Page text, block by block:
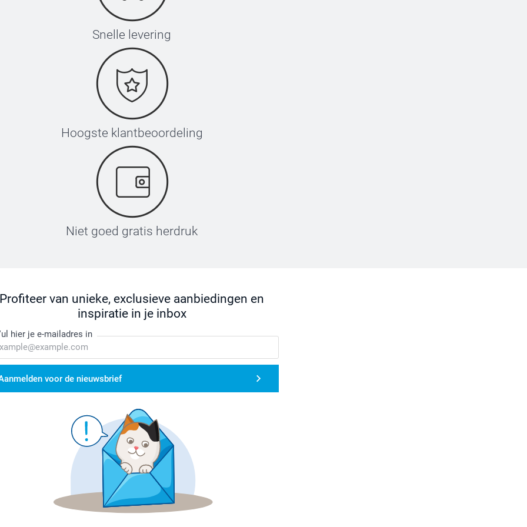
Snelle levering
Hoogste klantbeoordeling
Niet goed gratis herdruk
Profiteer van unieke, exclusieve aanbiedingen en
inspiratie in je inbox
hier je e-mailadres in
voor de nieuwsbrief